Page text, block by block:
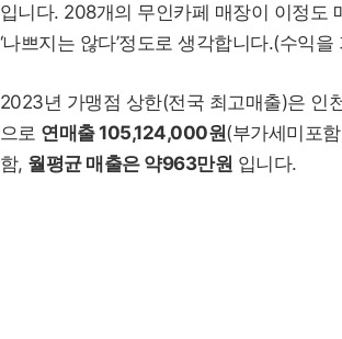
입니다. 208개의 무인카페 매장이 이정도
‘나쁘지는 않다’정도로 생각합니다.(수익
2023년 가맹점 상한(전국 최고매출)은 인
으로 연매출 105,124,000원(부가세미포
함, 월평균 매출은 약963만원 입니다.